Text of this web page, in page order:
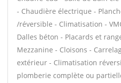
- Chaudière électrique -
/réversible - Climatisation -
Dalles béton - Placards et
Mezzanine - Cloisons -
extérieur - Climatisation
plomberie complète ou